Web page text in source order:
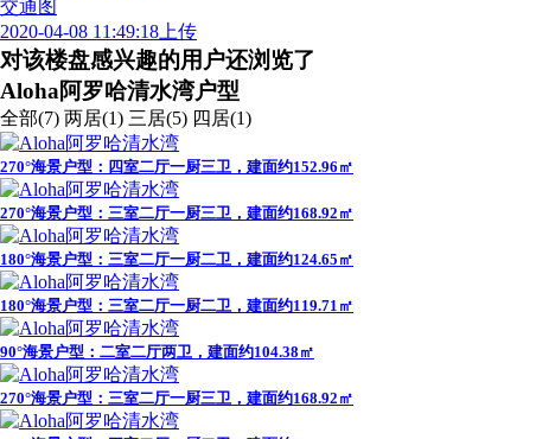
交通图
2020-04-08 11:49:18上传
对该楼盘感兴趣的用户还浏览了
Aloha阿罗哈清水湾户型
全部(7) 两居(1) 三居(5) 四居(1)
270°海景户型：四室二厅一厨三卫，建面约152.96㎡
270°海景户型：三室二厅一厨三卫，建面约168.92㎡
180°海景户型：三室二厅一厨二卫，建面约124.65㎡
180°海景户型：三室二厅一厨二卫，建面约119.71㎡
90°海景户型：二室二厅两卫，建面约104.38㎡
270°海景户型：三室二厅一厨三卫，建面约168.92㎡